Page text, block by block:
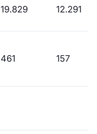
19.829 12.291
461 157